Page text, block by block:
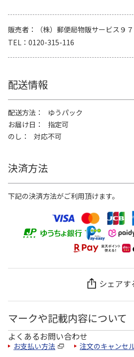
販売者
（株）郵便局物販サービス９
TEL
0120-315-116
配送情報
配送方法
ゆうパック
お届け日
指定可
のし
対応不可
決済方法
下記の決済方法がご利用頂けます。
シェアす
マークや記載内容について
よくあるお問い合わせ
お支払い方法 注文のキャンセ